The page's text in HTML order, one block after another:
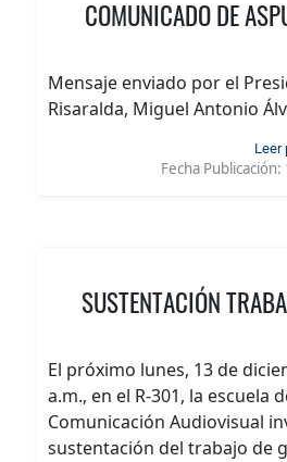
COMUNICADO DE
Mensaje enviado por el
Risaralda, Miguel Antonio
Leer
Fecha Publicación:
SUSTENTACIÓN
El próximo lunes, 13 de
a.m., en el R-301, la escuela
Comunicación Audiovisual
sustentación del trabajo de